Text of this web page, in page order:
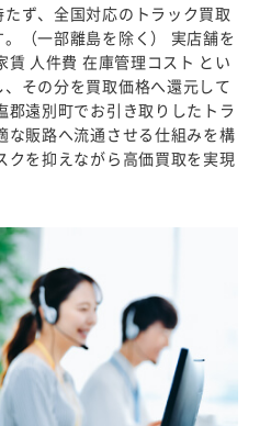
ず、全国対応のトラック買取
（一部離島を除く） 実店舗を
賃 人件費 在庫管理コスト とい
その分を買取価格へ還元して
郡遠別町でお引き取りしたトラ
な販路へ流通させる仕組みを構
クを抑えながら高価買取を実現